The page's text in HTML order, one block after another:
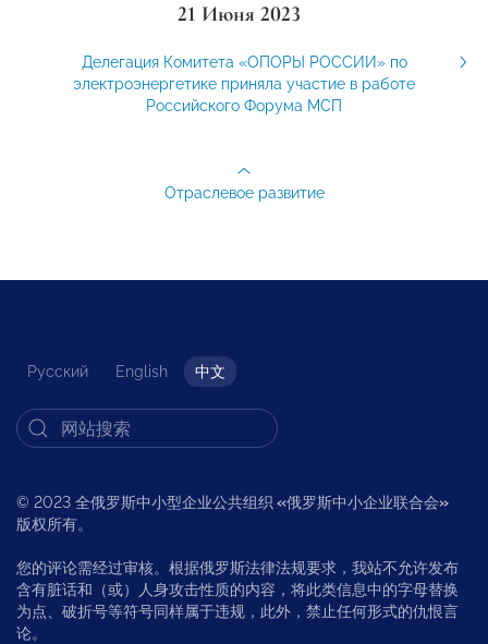
21 Июня 2023
Делегация Комитета «ОПОРЫ РОССИИ» по
электроэнергетике приняла участие в работе
Российского Форума МСП
Отраслевое развитие
Русский English 中文
© 2023 全俄罗斯中小型企业公共组织 «俄罗斯中小企业联合会»
版权所有。
您的评论需经过审核。根据俄罗斯法律法规要求，我站不允许发布
含有脏话和（或）人身攻击性质的内容，将此类信息中的字母替换
为点、破折号等符号同样属于违规，此外，禁止任何形式的仇恨言
论。